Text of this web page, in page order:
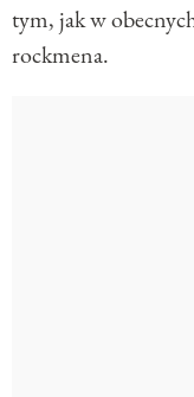
tym, jak w
rockmena.